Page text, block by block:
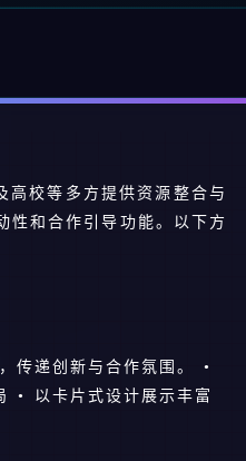
高校等多方提供资源整合与
性和合作引导功能。以下方
传递创新与合作氛围。 •
• 以卡片式设计展示丰富